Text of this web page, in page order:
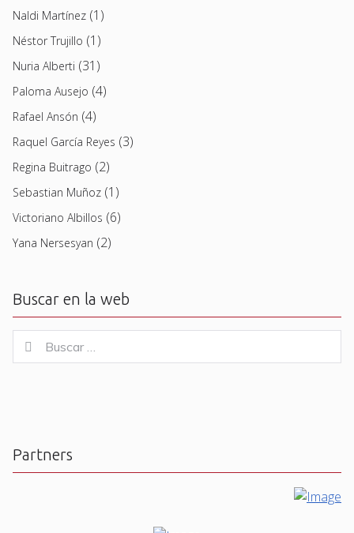
Naldi Martínez (1)
Néstor Trujillo (1)
Nuria Alberti (31)
Paloma Ausejo (4)
Rafael Ansón (4)
Raquel García Reyes (3)
Regina Buitrago (2)
Sebastian Muñoz (1)
Victoriano Albillos (6)
Yana Nersesyan (2)
Buscar en la web
for:
Buscar
Partners